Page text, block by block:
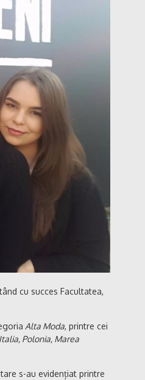
cu succes Facultatea,
Alta Moda, printre cei
Polonia, Marea
s-au evidențiat printre